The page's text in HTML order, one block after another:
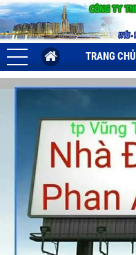
TRANG CHỦ